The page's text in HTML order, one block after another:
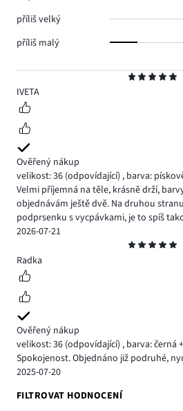
5
IVETA
Ověřený nákup
velikost: 36 (odpovídající) , barva:
Velmi příjemná na těle, krásně drží,
objednávám ještě dvě. Na druhou
podprsenku s vycpávkami, je to spíš
2026-07-21
5
Radka
Ověřený nákup
velikost: 36 (odpovídající) , barva: černá
Spokojenost. Objednáno již podruhé,
2025-07-20
FILTROVAT HODNOCENÍ
příliš velký
příliš malý